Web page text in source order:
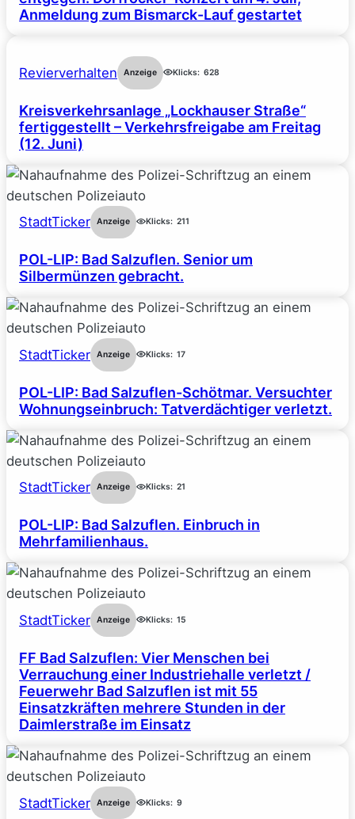
Anmeldung zum Bismarck-Lauf gestartet
Revierverhalten Anzeige Klicks: 628
Kreisverkehrsanlage „Lockhauser Straße“
fertiggestellt – Verkehrsfreigabe am Freitag
(12. Juni)
StadtTicker Anzeige Klicks: 211
POL-LIP: Bad Salzuflen. Senior um
Silbermünzen gebracht.
StadtTicker Anzeige Klicks: 17
POL-LIP: Bad Salzuflen-Schötmar. Versuchter
Wohnungseinbruch: Tatverdächtiger verletzt.
StadtTicker Anzeige Klicks: 21
POL-LIP: Bad Salzuflen. Einbruch in
Mehrfamilienhaus.
StadtTicker Anzeige Klicks: 15
FF Bad Salzuflen: Vier Menschen bei
Verrauchung einer Industriehalle verletzt /
Feuerwehr Bad Salzuflen ist mit 55
Einsatzkräften mehrere Stunden in der
Daimlerstraße im Einsatz
StadtTicker Anzeige Klicks: 9